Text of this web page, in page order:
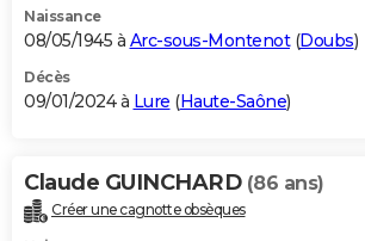
Naissance
08/05/1945 à Arc-sous-Montenot(Doubs)
Décès
09/01/2024 à Lure (Haute-Saône)
Claude GUINCHARD (86 ans)
Créer une cagnotte obsèques